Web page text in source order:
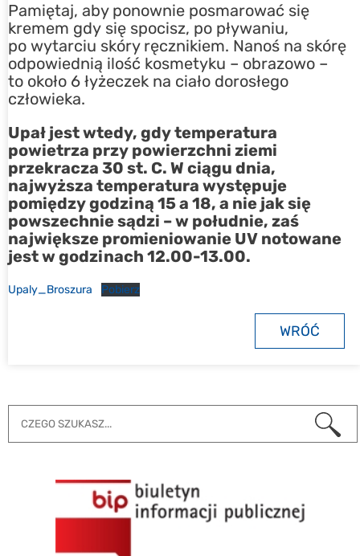
Pamiętaj, aby ponownie posmarować się
kremem gdy się spocisz, po pływaniu,
po wytarciu skóry ręcznikiem. Nanoś na skórę
odpowiednią ilość kosmetyku – obrazowo –
to około 6 łyżeczek na ciało dorosłego
człowieka.
Upał jest wtedy, gdy temperatura
powietrza przy powierzchni ziemi
przekracza 30 st. C. W ciągu dnia,
najwyższa temperatura występuje
pomiędzy godziną 15 a 18, a nie jak się
powszechnie sądzi – w południe, zaś
największe promieniowanie UV notowane
jest w godzinach 12.00-13.00.
Upaly_Broszura Pobierz
WRÓĆ